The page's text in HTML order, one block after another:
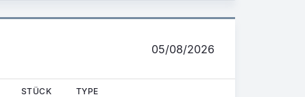
05/08/2026
STÜCK TYPE